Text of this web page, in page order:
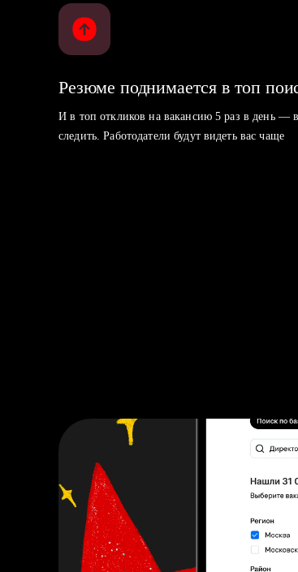
Резюме поднимается в топ
И в топ откликов на вакансию 5 раз в день —
следить. Работодатели будут видеть вас чаще